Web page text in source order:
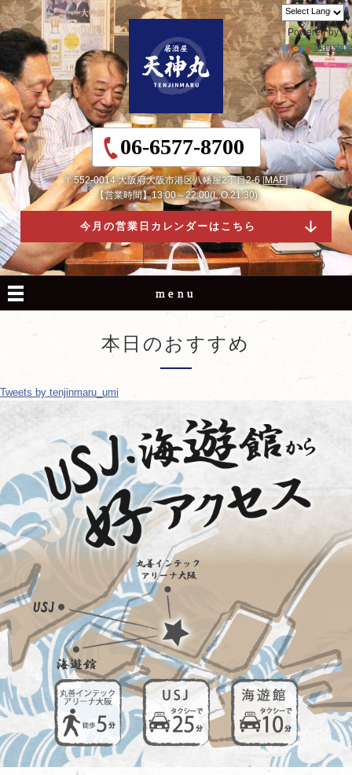
06-6577-8700
Powered by
Translate
〒552-0014 大阪府大阪市港区八幡屋2丁目2-6 [MAP]
【営業時間】13:00～22:00(L.O.21:30)
今月の営業日カレンダーはこちら
menu
本日のおすすめ
Tweets by tenjinmaru_umi